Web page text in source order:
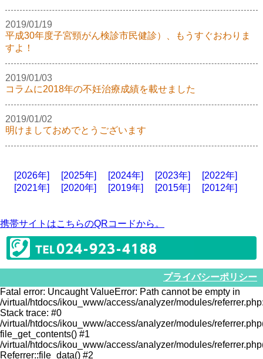
2019/01/19
平成30年度子宮頸がん検診市民健診）、もうすぐおわりま
すよ！
2019/01/03
コラムに2018年の不妊治療成績を載せました
2019/01/02
明けましておめでとうございます
[2026年] [2025年] [2024年] [2023年]
[2022年]
[2021年]
[2020年] [2019年] [2015年] [2012年]
携帯サイトはこちらのQRコードから。
プライバシーポリシー
Fatal error: Uncaught ValueError: Path cannot be empty in
/virtual/htdocs/ikou_www/access/analyzer/modules/
Stack trace: #0
/virtual/htdocs/ikou_www/access/analyzer/modules/
file_get_contents() #1
/virtual/htdocs/ikou_www/access/analyzer/modules/
Referrer::file_data() #2